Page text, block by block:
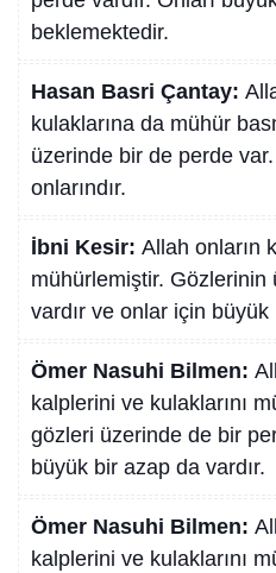
beklemektedir.
Hasan Basri Çantay:
kulaklarına da mühür
üzerinde bir de perde
onlarındır.
İbni Kesir: Allah onların
mühürlemiştir. Gözlerinin
vardır ve onlar için büyük
Ömer Nasuhi Bilmen:
kalplerini ve kulaklarını
gözleri üzerinde de bir
büyük bir azap da vardır.
Ömer Nasuhi Bilmen:
kalplerini ve kulaklarını